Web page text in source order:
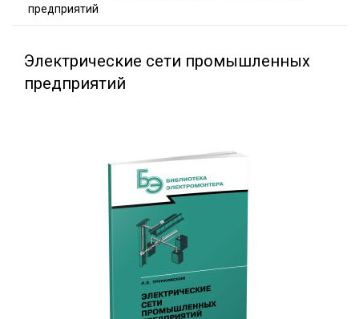
предприятий
Электрические сети промышленных
предприятий